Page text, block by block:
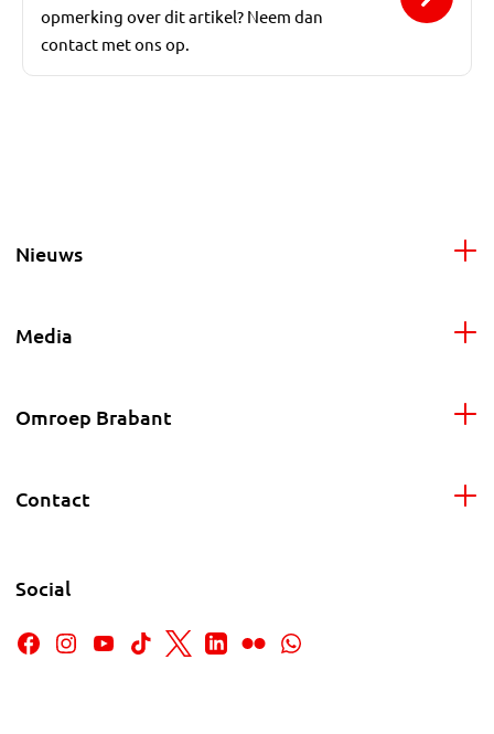
opmerking over dit artikel? Neem dan
contact met ons op.
Nieuws
Media
Omroep Brabant
Contact
Social